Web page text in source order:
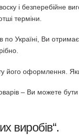
і безперебійне
терміни.
по Україні, Ви
його оформлення.
– Ви можете
виробів“.